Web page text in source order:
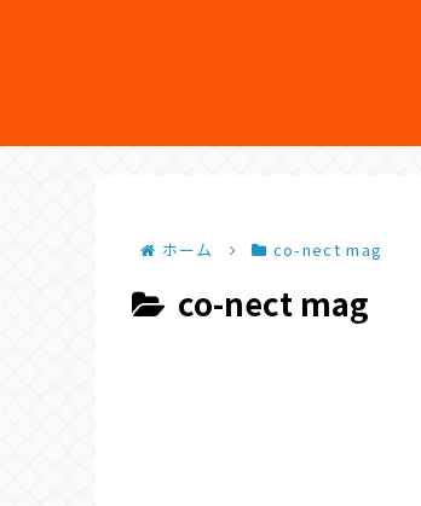
ホーム co-nect mag
co-nect mag